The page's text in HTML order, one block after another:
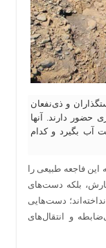
و ذی‌نفعان
حضور دارند. آنها
آب بگیرد و کدام
این فاجعه طبیعی را
بلکه دست‌های
دست‌هایی
و انتقال‌های